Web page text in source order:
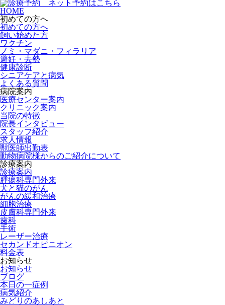
HOME
初めての方へ
初めての方へ
飼い始めた方
ワクチン
ノミ・マダニ・フィラリア
避妊・去勢
健康診断
シニアケアと病気
よくある質問
病院案内
医療センター案内
クリニック案内
当院の特徴
院長インタビュー
スタッフ紹介
求人情報
獣医師出勤表
動物病院様からのご紹介について
診療案内
診療案内
腫瘍科専門外来
犬と猫のがん
がんの緩和治療
細胞治療
皮膚科専門外来
歯科
手術
レーザー治療
セカンドオピニオン
料金表
お知らせ
お知らせ
ブログ
本日の一症例
病気紹介
みどりのあしあと